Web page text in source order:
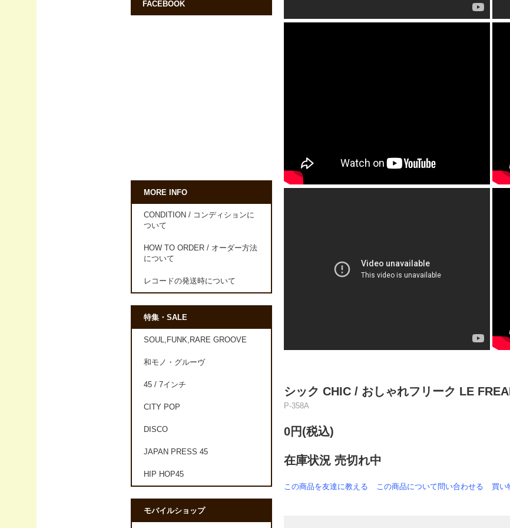
シック CHIC / おしゃれフリーク LE
P-358A
0円(税込)
在庫状況 売切れ中
この商品を友達に教える この商品について問い合わせる 買い
FACEBOOK
MORE INFO
CONDITION / コンディションに
ついて
HOW TO ORDER / オーダー方法
について
レコードの発送時について
特集・SALE
SOUL,FUNK,RARE GROOVE
和モノ・グルーヴ
45 / 7インチ
CITY POP
DISCO
JAPAN PRESS 45
HIP HOP45
モバイルショップ